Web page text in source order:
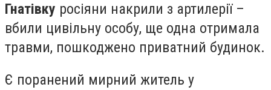
Гнатівку росіяни накрили з артилерії –
вбили цивільну особу, ще одна отримала
травми, пошкоджено приватний будинок.
Є поранений мирний житель у